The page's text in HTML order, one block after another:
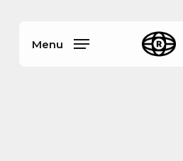
Menu